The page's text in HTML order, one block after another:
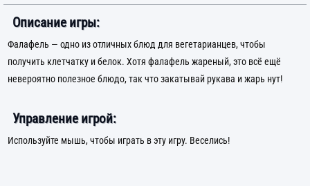
Описание игры:
Фалафель — одно из отличных блюд для вегетарианцев, чтобы
получить клетчатку и белок. Хотя фалафель жареный, это всё ещё
невероятно полезное блюдо, так что закатывай рукава и жарь нут!
Управление игрой:
Используйте мышь, чтобы играть в эту игру. Веселись!